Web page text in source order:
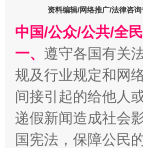
一批国家标准开始实施
资料编辑/网络推广/法律咨询
中国/公众/公共/全
一、 遵守各国有关
规及行业规定和网
间接引起的给他人
递假新闻造成社会
国宪法，保障公民